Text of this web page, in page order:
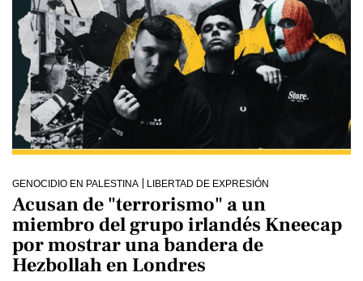
GENOCIDIO EN PALESTINA LIBERTAD DE EXPRESIÓN
Acusan de "terrorismo" a un
miembro del grupo irlandés Kneecap
por mostrar una bandera de
Hezbollah en Londres